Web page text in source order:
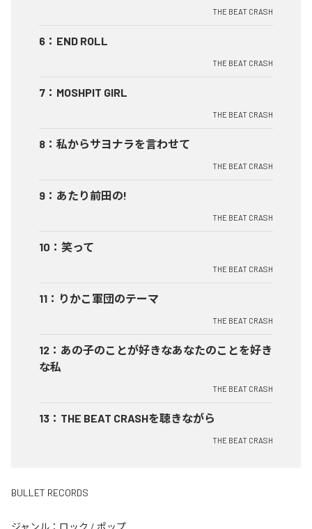
THE BEAT CRASH
6 ： END ROLL
THE BEAT CRASH
7 ： MOSHPIT GIRL
THE BEAT CRASH
8 ： 私からサヨナラを言わせて
THE BEAT CRASH
9 ： あたり前田の!
THE BEAT CRASH
10 ： 笑って
THE BEAT CRASH
11 ： りかこ軍団のテーマ
THE BEAT CRASH
12 ： あの子のことが好きなあなたのことを好き
な私
THE BEAT CRASH
13 ： THE BEAT CRASHを聴きながら
THE BEAT CRASH
BULLET RECORDS
ジャンル： ロック / ポップ